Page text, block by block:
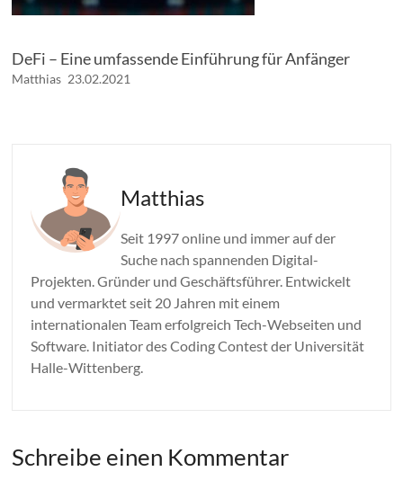
DeFi – Eine umfassende Einführung für Anfänger
Matthias 23.02.2021
Matthias
Seit 1997 online und immer auf der
Suche nach spannenden Digital-
Projekten. Gründer und Geschäftsführer. Entwickelt
und vermarktet seit 20 Jahren mit einem
internationalen Team erfolgreich Tech-Webseiten und
Software. Initiator des Coding Contest der Universität
Halle-Wittenberg.
Schreibe einen Kommentar